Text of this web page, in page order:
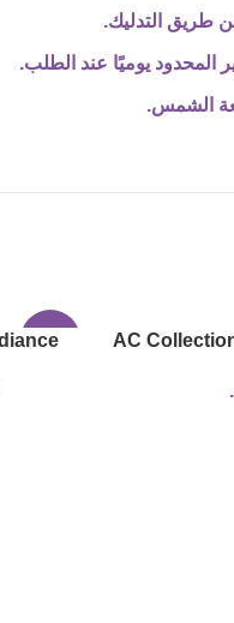
طريق التدليك.
المحدود يوميًا عند الطلب.
الشمس.
AC
-8%